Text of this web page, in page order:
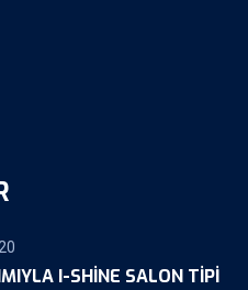
I-SHINE SALON TIPI